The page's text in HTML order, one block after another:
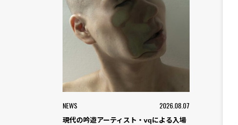
NEWS 2026.08.07
現代の吟遊アーティスト・vqによる入場